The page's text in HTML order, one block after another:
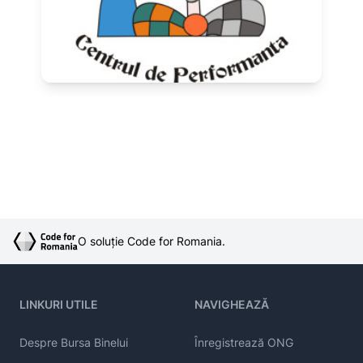
O soluție Code for Romania.
LINKURI UTILE
Despre Bursa Binelui
NAVIGHEAZĂ
Înregistrează ONG